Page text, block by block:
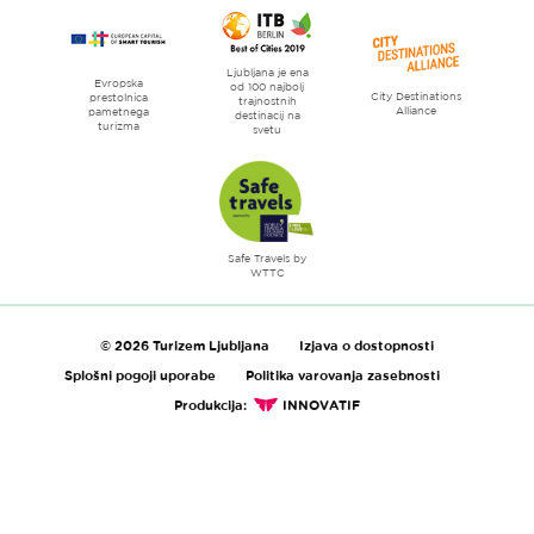
Evropska
prestolnica
pametnega
turizma
Ljubljana je ena
od 100 najbolj
trajnostnih
destinacij na
svetu
City Destinations
Alliance
Safe Travels by
WTTC
© 2026 Turizem Ljubljana
Izjava o dostopnosti
Splošni pogoji uporabe
Politika varovanja zasebnosti
Produkcija:
INNOVATIF